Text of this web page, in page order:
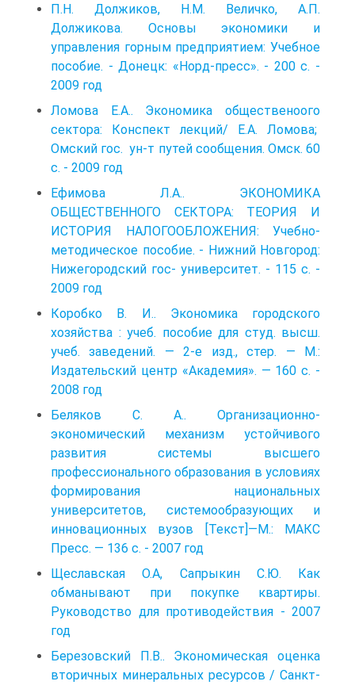
П.Н. Должиков, Н.М. Величко, А.П.
Должикова. Основы экономики и
управления горным предприятием: Учебное
пособие. - Донецк: «Норд-пресс». - 200 с. -
2009 год
Ломова Е.А.. Экономика общественоого
сектора: Конспект лекций/ Е.А. Ломова;
Омский гос. ун-т путей сообщения. Омск. 60
с. - 2009 год
Ефимова Л.А.. ЭКОНОМИКА
ОБЩЕСТВЕННОГО СЕКТОРА: ТЕОРИЯ И
ИСТОРИЯ НАЛОГООБЛОЖЕНИЯ: Учебно-
методическое пособие. - Нижний Новгород:
Нижегородский гос- университет. - 115 с. -
2009 год
Коробко В. И.. Экономика городского
хозяйства : учеб. пособие для студ. высш.
учеб. заведений. — 2-е изд., стер. — М.:
Издательский центр «Академия». — 160 с. -
2008 год
Беляков C. A.. Организационно-
экономический механизм устойчивого
развития системы высшего
профессионального образования в условиях
формирования национальных
университетов, системообразующих и
инновационных вузов [Текст]—М.: МАКС
Пресс. — 136 с. - 2007 год
Щеславская О.А, Сапрыкин С.Ю. Как
обманывают при покупке квартиры.
Руководство для противодействия - 2007
год
Березовский П.В.. Экономическая оценка
вторичных минеральных ресурсов / Санкт-